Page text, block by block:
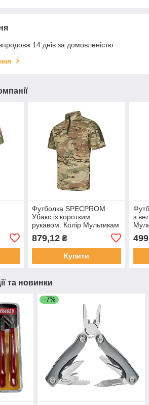
14 днів за домовленістю
Футболка SPECPROM
Убакс із коротким
рукавом. Колір Мультикам
879,12₴
Купити
з
та новинки
–7%